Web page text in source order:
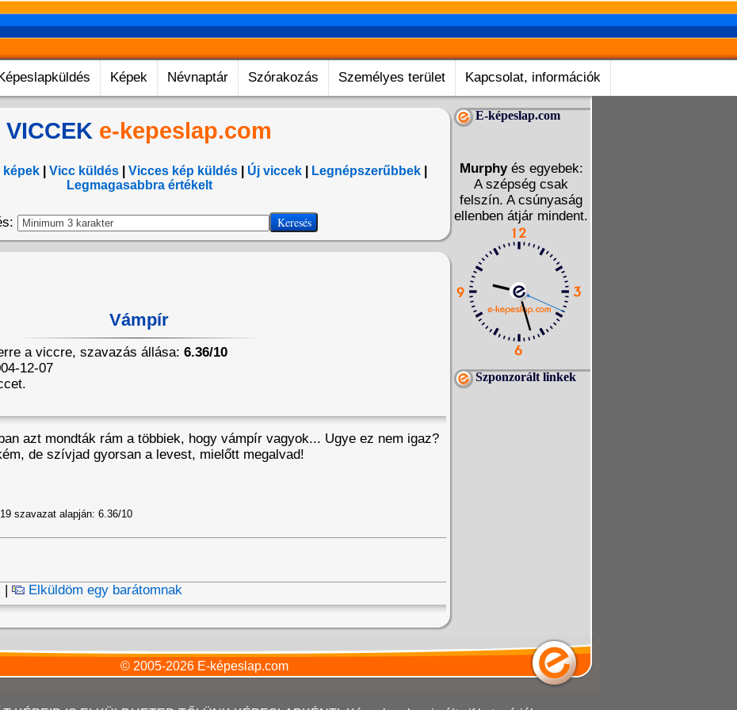
Képek Névnaptár Szórakozás Személyes terület Kapcsolat, információk
VICCEK e-kepeslap.com
képek| Vicc küldés| Vicces kép küldés| Új viccek| Legnépszerűbbek|
Legmagasabbra értékelt
Vámpír
a viccre, szavazás állása: 6.36/10
12-07
azt mondták rám a többiek, hogy vámpír vagyok... Ugye ez nem igaz?
de szívjad gyorsan a levest, mielőtt megalvad!
19 szavazat alapján: 6.36/10
| Elküldöm egy barátomnak
E-képeslap.com
Murphyés egyebek:
A szépség csak
felszín. A csúnyaság
ellenben átjár mindent.
Szponzorált linkek
© 2005-2026 E-képeslap.com